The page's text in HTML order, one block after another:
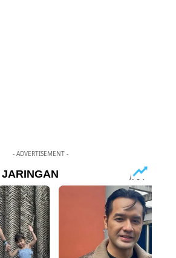
- ADVERTISEMENT -